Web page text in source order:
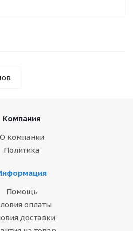
Компания
О компании
Политика
Помощь
оплаты
доставки